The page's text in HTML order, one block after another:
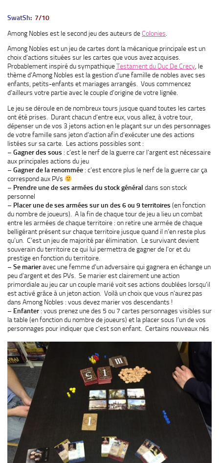
SwatSh: 7/10
Among Nobles est le second jeu des auteurs de Colonies
Among Nobles est un jeu de cartes dont la mécanique principale est un
choix d’actions situées sur les cartes que vous avez acquises.
Probablement inspiré du sympathiqueTestament du Duc De Crecy, le
thème d’Among Nobles est la gestion d’une famille de nobles avec ses
enfants, petits-enfants et mariages arrangés. Vous commencez
d’ailleurs votre partie avec le couple d’origine de votre lignée.
Le jeu se déroule en de nombreux tours jusque quand toutes les cartes
ont été prises. Durant chacun d’entre eux, vous allez, à votre tour,
dépenser un de vos 3 jetons action en le plaçant sur un des personnages
de votre famille sans jeton d’action afin d’exécuter une des actions
listées sur sa carte. Les actions possibles sont :
– Gagner des sous : c’est le nerf de la guerre car l’argent est nécessaire
aux principales actions du jeu
– Gagner de la renommée : c’est encore plus le nerf de la guerre car ça
correspond aux PVs
– Prendre une de ses armées du stockgénéral dans son stock
personnel
– Placer une de ses armées sur un des 6 ou 9 territoires (en fonction
du nombre de joueurs). A la fin de chaque tour de jeu a lieu un combat
entre les armées de chaque territoire : on retire une armée de chaque
belligérant présent sur chaque territoire jusque quand il n’en reste plus
qu’un. C’est un jeu de majorité par élimination. Le survivant devient
souverain du territoire ce qui lui permettra de gagner de l’or et du
prestige en fonction du territoire.
– Se marieravec une femme d’un adversaire qui gagnera en échange un
peu d’argent et des PVs. Se marier est clairement une action
primordiale au jeu car un couple marié voit ses actions doublées lorsqu’il
est activé grâce à un jeton action. Voilà un choix que vous n’aurez pas
dans Among Nobles : vous devez marier vos descendants !
– Enfanter : vous prenez une des 5 ou 7 cartes personnages visibles sur
la table (en fonction du nombre de joueurs) et la placer sous l’un de vos
personnages pour indiquer que c’estson enfant. Certains nouveaux nés